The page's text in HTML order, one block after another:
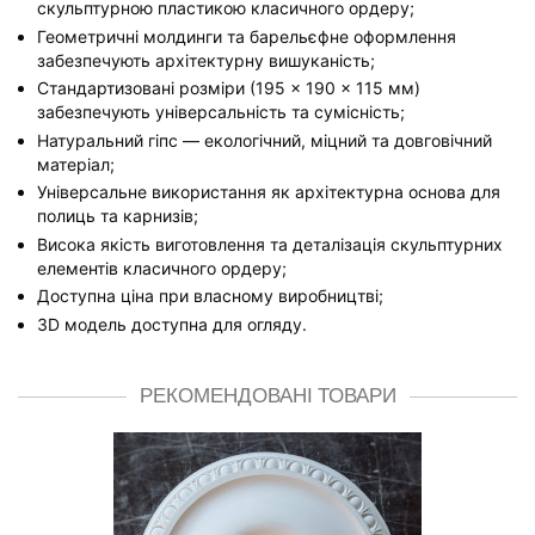
скульптурною пластикою класичного ордеру;
Геометричні молдинги та барельєфне оформлення
забезпечують архітектурну вишуканість;
Стандартизовані розміри (195 × 190 × 115 мм)
забезпечують універсальність та сумісність;
Натуральний гіпс — екологічний, міцний та довговічний
матеріал;
Універсальне використання як архітектурна основа для
полиць та карнизів;
Висока якість виготовлення та деталізація скульптурних
елементів класичного ордеру;
Доступна ціна при власному виробництві;
3D модель доступна для огляду.
РЕКОМЕНДОВАНІ ТОВАРИ